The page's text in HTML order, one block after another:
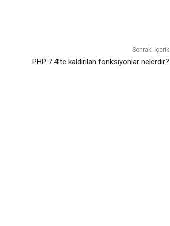
Sonraki İçerik
PHP 7.4’te kaldırılan fonksiyonlar nelerdir?